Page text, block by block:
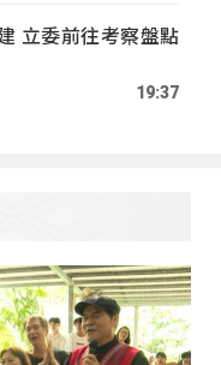
立委前往考察盤點
19:37